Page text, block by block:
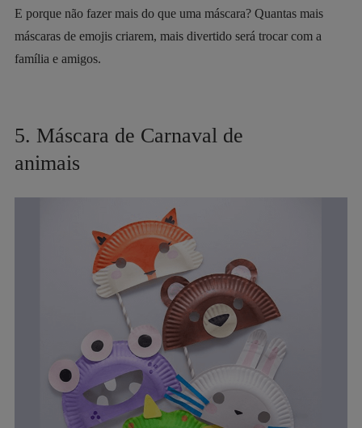
E porque não fazer mais do que uma máscara? Quantas mais
máscaras de emojis criarem, mais divertido será trocar com a
família e amigos.
5. Máscara de Carnaval de
animais